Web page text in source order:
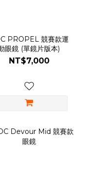
PROPEL 競賽款運
動眼鏡 (單鏡片版本)
NT$7,000